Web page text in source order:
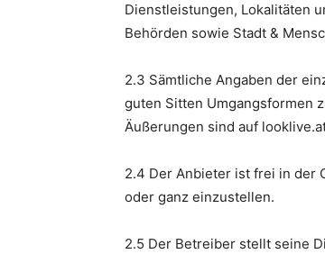
Dienstleistungen, Lokalitäten
Behörden sowie Stadt &
2.3 Sämtliche Angaben der
guten Sitten Umgangsformen
Äußerungen sind auf
2.4 Der Anbieter ist frei in der
oder ganz einzustellen.
2.5 Der Betreiber stellt seine